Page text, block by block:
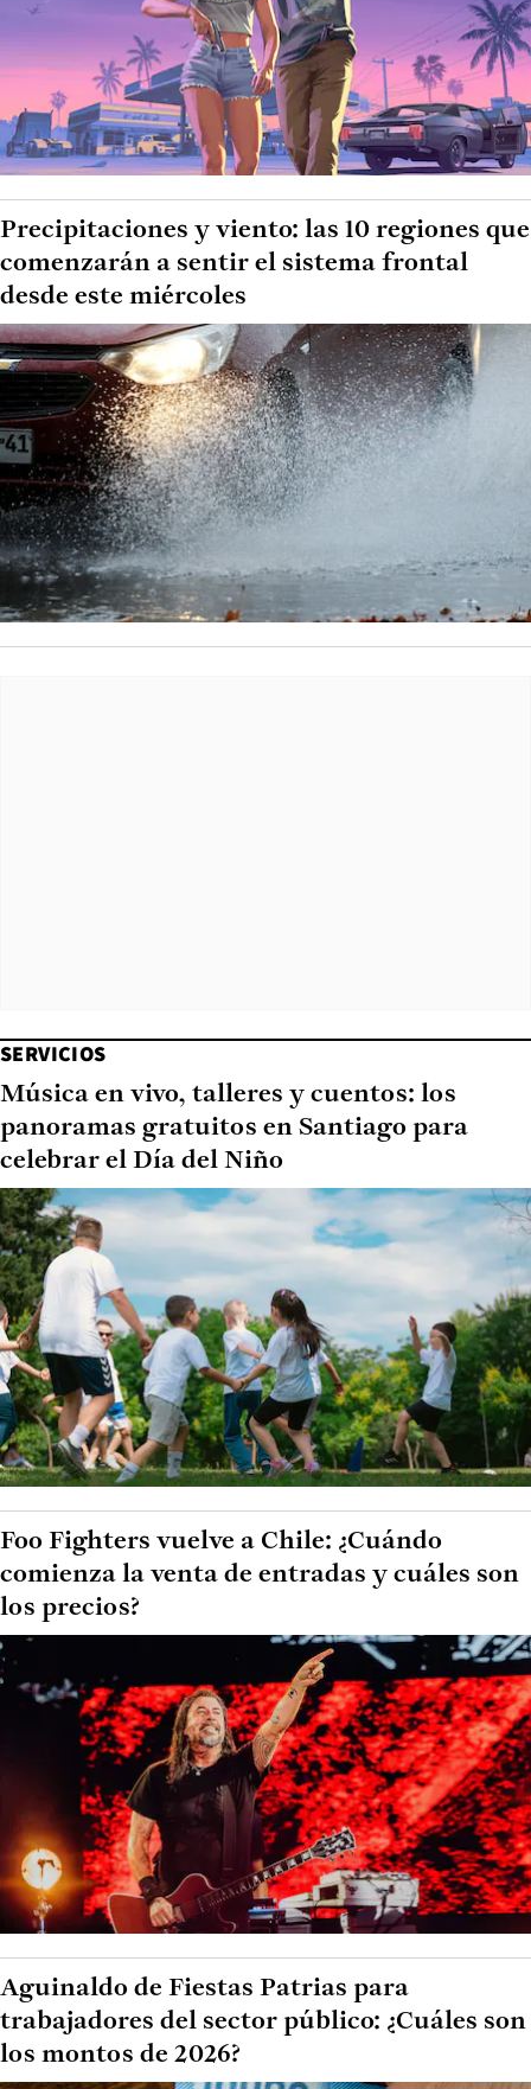
Precipitaciones y viento: las 10 regiones que
comenzarán a sentir el sistema frontal
desde este miércoles
SERVICIOS
Música en vivo, talleres y cuentos: los
panoramas gratuitos en Santiago para
celebrar el Día del Niño
Foo Fighters vuelve a Chile: ¿Cuándo
comienza la venta de entradas y cuáles son
los precios?
Aguinaldo de Fiestas Patrias para
trabajadores del sector público: ¿Cuáles son
los montos de 2026?